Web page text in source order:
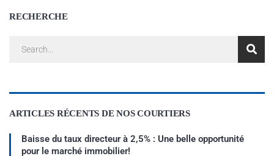
RECHERCHE
ARTICLES RÉCENTS DE NOS COURTIERS
Baisse du taux directeur à 2,5% : Une belle opportunité
pour le marché immobilier!